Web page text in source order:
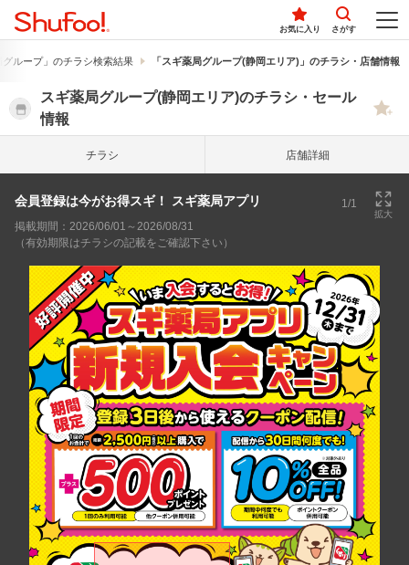
お気に入り さがす
グループ」のチラシ検索結果 「スギ薬局グループ(静岡エリア)」のチラシ・店舗情報
スギ薬局グループ(静岡エリア)のチラシ・セール
情報
チラシ 店舗詳細
会員登録は今がお得スギ！ スギ薬局アプリ 1/1
拡大
掲載期間：2026/06/01～2026/08/31
（有効期限はチラシの記載をご確認下さい）